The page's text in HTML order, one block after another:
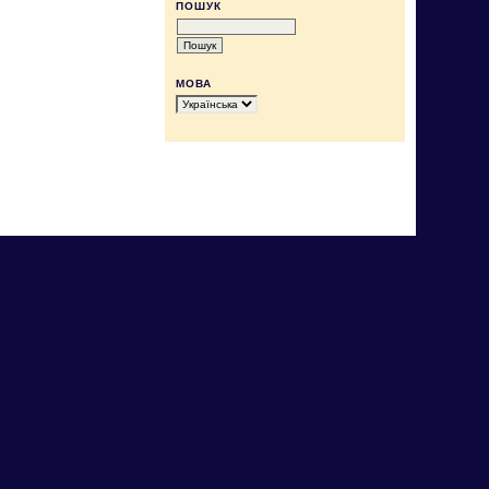
ПОШУК
МОВА